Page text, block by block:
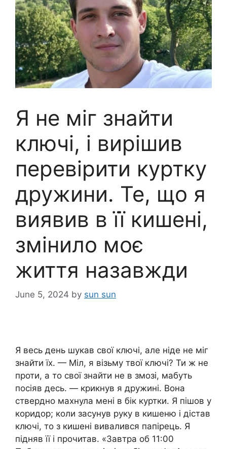
Я не міг знайти
ключі, і вирішив
перевірити куртку
дружини. Те, що я
виявив в її кишені,
змінило моє
життя назавжди
June 5, 2024 by sun sun
Я весь день шукав свої ключі, але ніде не міг
знайти їх. — Міл, я візьму твої ключі? Ти ж не
проти, а то свої знайти не в змозі, мабуть
посіяв десь. — крикнув я дружині. Вона
ствердно махнула мені в бік куртки. Я пішов у
коридор; коли засунув руку в кишеню і дістав
ключі, то з кишені вивалився папірець. Я
підняв її і прочитав. «Завтра об 11:00